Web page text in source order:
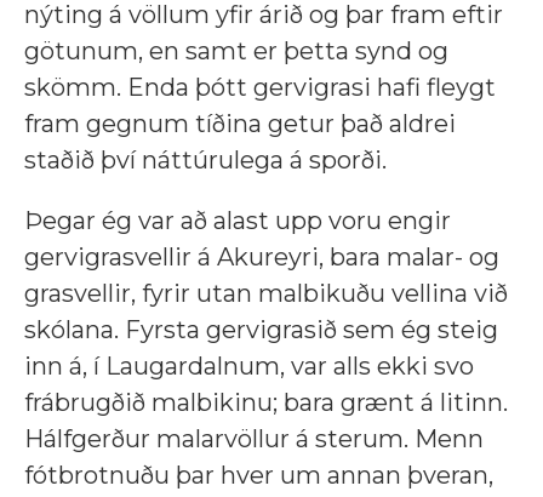
nýting á völlum yfir árið og þar fram eftir
götunum, en samt er þetta synd og
skömm. Enda þótt gervigrasi hafi fleygt
fram gegnum tíðina getur það aldrei
staðið því náttúrulega á sporði.
Þegar ég var að alast upp voru engir
gervigrasvellir á Akureyri, bara malar- og
grasvellir, fyrir utan malbikuðu vellina við
skólana. Fyrsta gervigrasið sem ég steig
inn á, í Laugardalnum, var alls ekki svo
frábrugðið malbikinu; bara grænt á litinn.
Hálfgerður malarvöllur á sterum. Menn
fótbrotnuðu þar hver um annan þveran,